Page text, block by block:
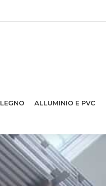
LEGNO ALLUMINIO E PVC